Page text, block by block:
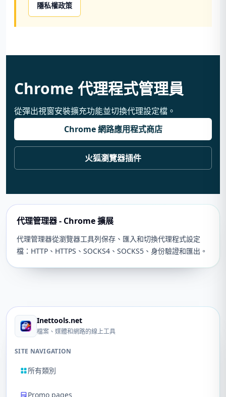
隱私權政策
Chrome 代理程式管理員
從彈出視窗安裝擴充功能並切換代理設定檔。
Chrome 網路應用程式商店
火狐瀏覽器插件
代理管理器 - Chrome 擴展
代理管理器從瀏覽器工具列保存、匯入和切換代理程式設定
檔：HTTP、HTTPS、SOCKS4、SOCKS5、身份驗證和匯出。
Inettools.net
檔案、媒體和網路的線上工具
SITE NAVIGATION
所有類別
Promo pages